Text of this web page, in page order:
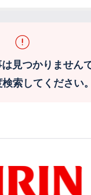
見つかりません
索してください